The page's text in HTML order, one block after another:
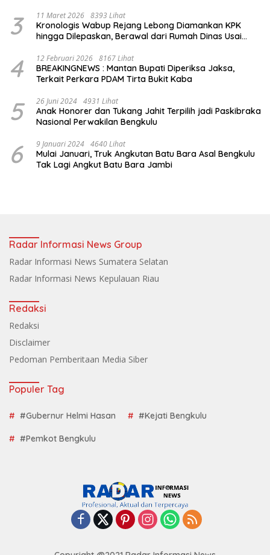
3 11 Maret 2026 8393 Lihat
Kronologis Wabup Rejang Lebong Diamankan KPK
hingga Dilepaskan, Berawal dari Rumah Dinas Usai
4 12 Februari 2026 8167 Lihat
BREAKINGNEWS : Mantan Bupati Diperiksa Jaksa,
Terkait Perkara PDAM Tirta Bukit Kaba
5 26 Juni 2024 4931 Lihat
Anak Honorer dan Tukang Jahit Terpilih jadi Paskibraka
Nasional Perwakilan Bengkulu
6 9 Januari 2024 4640 Lihat
Mulai Januari, Truk Angkutan Batu Bara Asal Bengkulu
Tak Lagi Angkut Batu Bara Jambi
Radar Informasi News Group
Radar Informasi News Sumatera Selatan
Radar Informasi News Kepulauan Riau
Redaksi
Redaksi
Disclaimer
Pedoman Pemberitaan Media Siber
Populer Tag
#Gubernur Helmi Hasan #Kejati Bengkulu
#Pemkot Bengkulu